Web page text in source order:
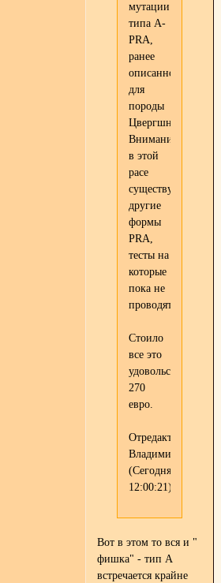
мутации
типаА-
РRA,
ранее
описанной
для
породы
Цвергшнауцер.
Внимание:
в этой
расе
существуют
другие
формы
PRA,
тесты на
которые
пока не
проводятся."
Стоило
все это
удовольствие
270
евро.
Отредактировано
Владимир
(Сегодня
12:00:21)
Вот в этом то вся и "
фишка" - тип А
встречается крайне